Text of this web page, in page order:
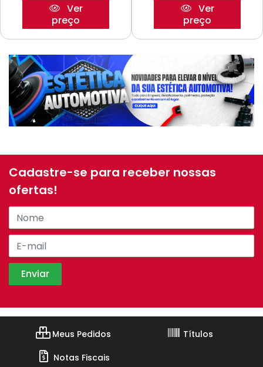
Ver
preço
Ver
preço
Cadastre-se para receber nossas
ofertas!
Meus Pedidos
Títulos
Notas Fiscais